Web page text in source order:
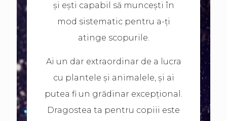
și ești capabil să muncești în
mod sistematic pentru a-ți
atinge scopurile.
Ai un dar extraordinar de a lucra
cu plantele și animalele, și ai
putea fi un grădinar excepțional.
Dragostea ta pentru copiii este